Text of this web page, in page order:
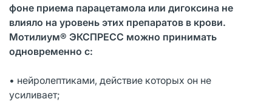
фоне приема парацетамола или дигоксина не
влияло на уровень этих препаратов в крови.
Мотилиум® ЭКСПРЕСС можно принимать
одновременно с:
• нейролептиками, действие которых он не
усиливает;